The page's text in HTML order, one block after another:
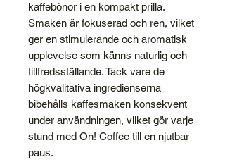
kaffebönor i en kompakt prilla.
Smaken är fokuserad och ren, vilket
ger en stimulerande och aromatisk
upplevelse som känns naturlig och
tillfredsställande. Tack vare de
högkvalitativa ingredienserna
bibehålls kaffesmaken konsekvent
under användningen, vilket gör varje
stund med On! Coffee till en njutbar
paus.